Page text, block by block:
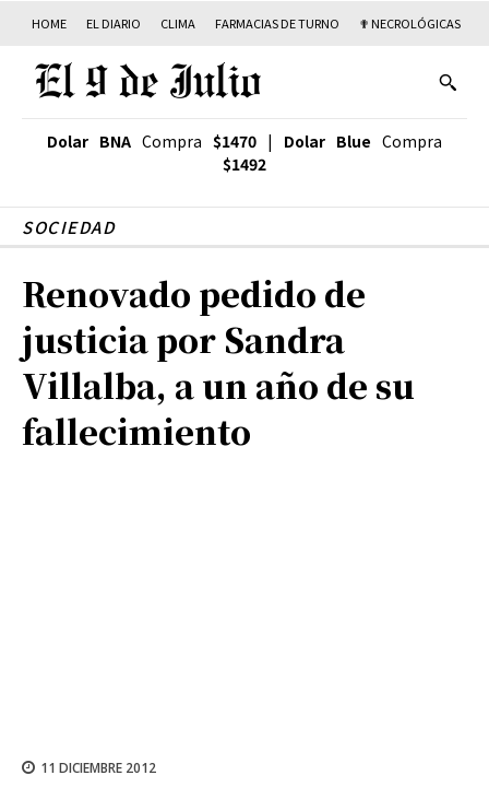
HOME EL DIARIO CLIMA FARMACIAS DE TURNO ✟ NECROLÓGICAS
Dolar BNA Compra $1470 | Dolar Blue Compra
$1492
SOCIEDAD
Renovado pedido de
justicia por Sandra
Villalba, a un año de su
fallecimiento
11 DICIEMBRE 2012